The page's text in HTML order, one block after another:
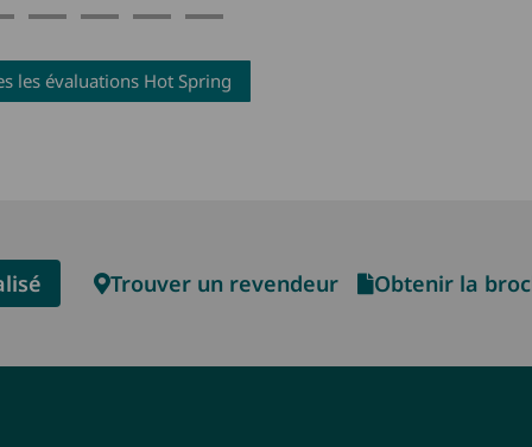
les évaluations Hot Spring
Trouver un revendeur Obtenir la